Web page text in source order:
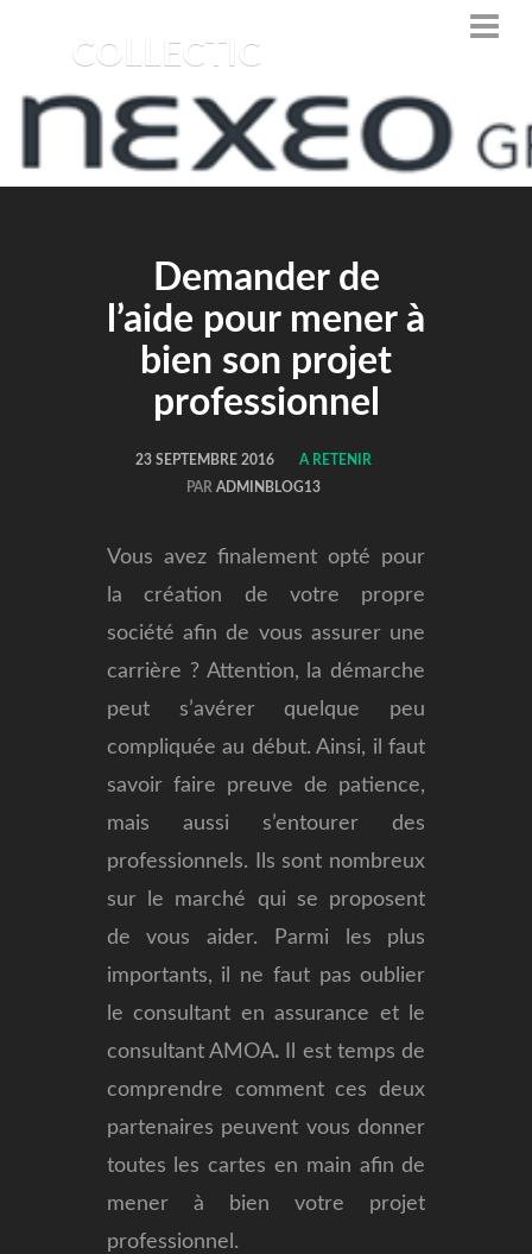
COLLECTIC
Demander de
l’aide pour mener à
bien son projet
professionnel
23 SEPTEMBRE 2016
A RETENIR
PAR ADMINBLOG13
Vous avez finalement opté pour
la création de votre propre
société afin de vous assurer une
carrière ? Attention, la démarche
peut s’avérer quelque peu
compliquée au début. Ainsi, il faut
savoir faire preuve de patience,
mais aussi s’entourer des
professionnels. Ils sont nombreux
sur le marché qui se proposent
de vous aider. Parmi les plus
importants, il ne faut pas oublier
le consultant en assurance et le
consultant AMOA.Il est temps de
comprendre comment ces deux
partenaires peuvent vous donner
toutes les cartes en main afin de
mener à bien votre projet
professionnel.